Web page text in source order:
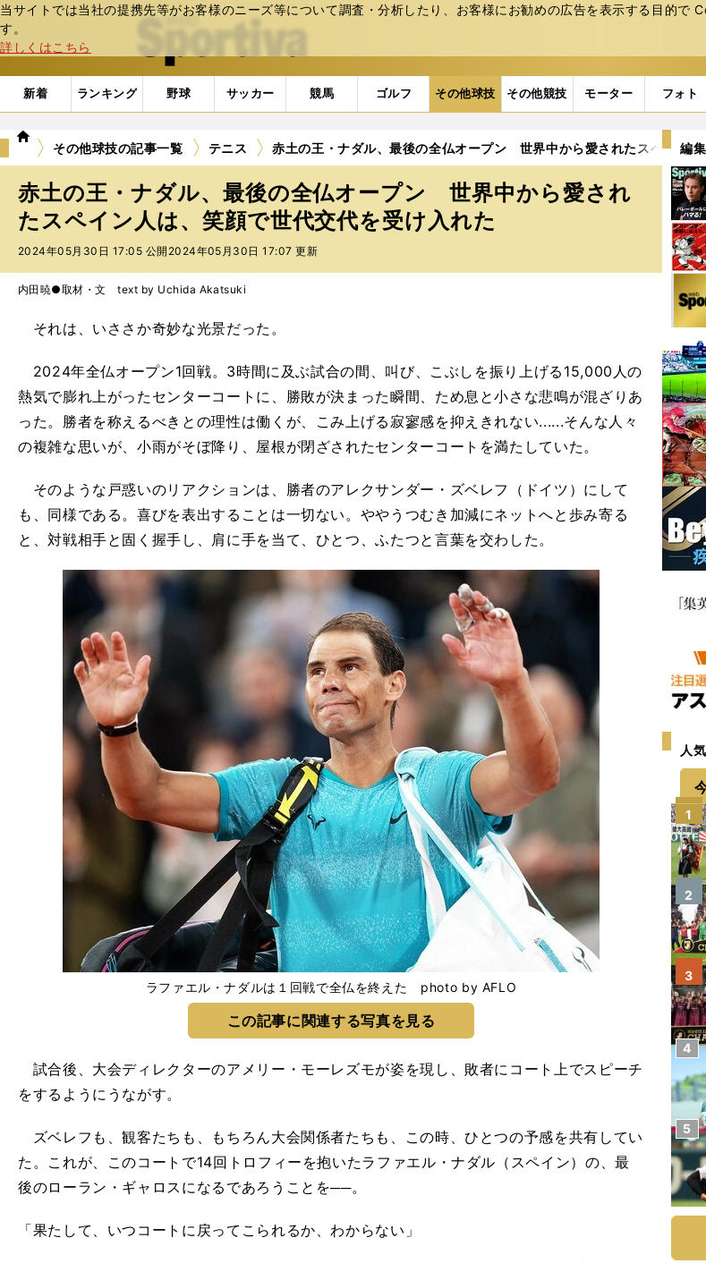
当サイトでは当社の提携先等がお客様のニーズ等について調査・分析したり、お客様にお勧めの広告を表⽰する⽬的で
す。
詳しくはこちら
web Sportiva (webスポルティーバ)
新着 ランキング 野球 サッカー 競馬 ゴルフ その他球技 その他競技 モーター フォト
we
ポ
ル
テ
ィ
ー
バ
その他球技の記事一覧 テニス 赤土の王・ナダル、最後の全仏オープン 世界中から愛されたスペイン人
赤土の王・ナダル、最後の全仏オープン 世界中から愛され
たスペイン人は、笑顔で世代交代を受け入れた
2024年05月30日 17:05 公開 2024年05月30日 17:07 更新
内田暁●取材・文 text by Uchida Akatsuki
それは、いささか奇妙な光景だった。
2024年全仏オープン1回戦。3時間に及ぶ試合の間、叫び、こぶしを振り上げる15,000人の
熱気で膨れ上がったセンターコートに、勝敗が決まった瞬間、ため息と小さな悲鳴が混ざりあ
った。勝者を称えるべきとの理性は働くが、こみ上げる寂寥感を抑えきれない......そんな人々
の複雑な思いが、小雨がそぼ降り、屋根が閉ざされたセンターコートを満たしていた。
そのような戸惑いのリアクションは、勝者のアレクサンダー・ズベレフ（ドイツ）にして
も、同様である。喜びを表出することは一切ない。ややうつむき加減にネットへと歩み寄る
と、対戦相手と固く握手し、肩に手を当て、ひとつ、ふたつと言葉を交わした。
ラファエル・ナダルは１回戦で全仏を終えた photo by AFLO
この記事に関連する写真を見る
試合後、大会ディレクターのアメリー・モーレズモが姿を現し、敗者にコート上でスピーチ
をするようにうながす。
ズベレフも、観客たちも、もちろん大会関係者たちも、この時、ひとつの予感を共有してい
た。これが、このコートで14回トロフィーを抱いたラファエル・ナダル（スペイン）の、最
後のローラン・ギャロスになるであろうことを──。
「果たして、いつコートに戻ってこられるか、わからない」
編
人
1
2
3
4
5